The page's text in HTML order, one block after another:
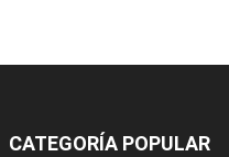
CATEGORÍA POPULAR